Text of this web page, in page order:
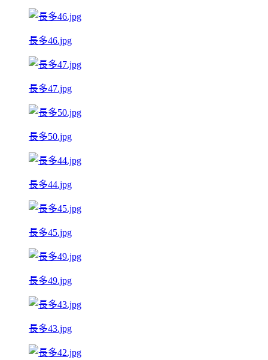
長多46.jpg
長多47.jpg
長多50.jpg
長多44.jpg
長多45.jpg
長多49.jpg
長多43.jpg